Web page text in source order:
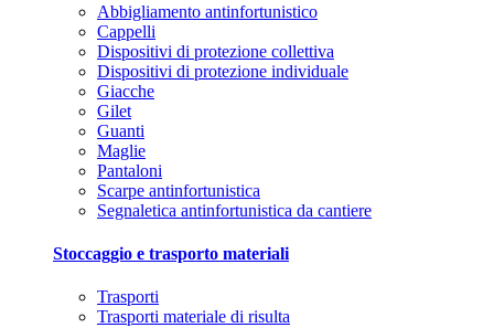
Abbigliamento antinfortunistico
Cappelli
Dispositivi di protezione collettiva
Dispositivi di protezione individuale
Giacche
Gilet
Guanti
Maglie
Pantaloni
Scarpe antinfortunistica
Segnaletica antinfortunistica da cantiere
Stoccaggio e trasporto materiali
Trasporti
Trasporti materiale di risulta